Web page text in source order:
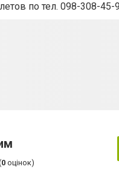
по тел. 098-308-45-
0 оцінок)